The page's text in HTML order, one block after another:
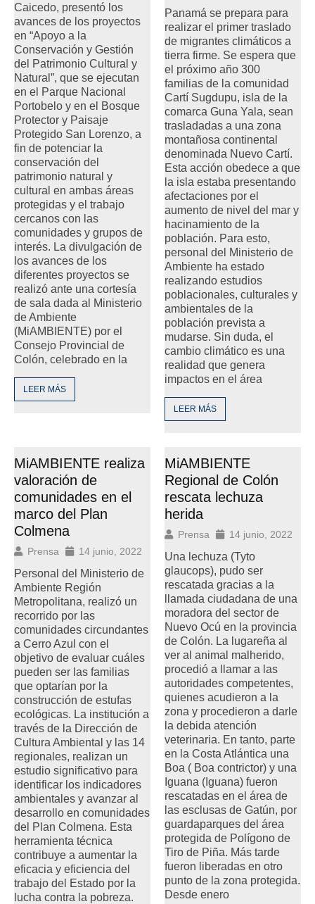
Caicedo, presentó los
avances de los proyectos
en “Apoyo a la
Conservación y Gestión
del Patrimonio Cultural y
Natural”, que se ejecutan
en el Parque Nacional
Portobelo y en el Bosque
Protector y Paisaje
Protegido San Lorenzo, a
fin de potenciar la
conservación del
patrimonio natural y
cultural en ambas áreas
protegidas y el trabajo
cercanos con las
comunidades y grupos de
interés. La divulgación de
los avances de los
diferentes proyectos se
realizó ante una cortesía
de sala dada al Ministerio
de Ambiente
(MiAMBIENTE) por el
Consejo Provincial de
Colón, celebrado en la
LEER MÁS
Panamá se prepara para
realizar el primer traslado
de migrantes climáticos a
tierra firme. Se espera que
el próximo año 300
familias de la comunidad
Cartí Sugdupu, isla de la
comarca Guna Yala, sean
trasladadas a una zona
montañosa continental
denominada Nuevo Cartí.
Esta acción obedece a que
la isla estaba presentando
afectaciones por el
aumento de nivel del mar y
hacinamiento de la
población. Para esto,
personal del Ministerio de
Ambiente ha estado
realizando estudios
poblacionales, culturales y
ambientales de la
población prevista a
mudarse. Sin duda, el
cambio climático es una
realidad que genera
impactos en el área
LEER MÁS
MiAMBIENTE realiza
valoración de
comunidades en el
marco del Plan
Colmena
Prensa 14 junio, 2022
Personal del Ministerio de
Ambiente Región
Metropolitana, realizó un
recorrido por las
comunidades circundantes
a Cerro Azul con el
objetivo de evaluar cuáles
pueden ser las familias
que optarían por la
construcción de estufas
ecológicas. La institución a
través de la Dirección de
Cultura Ambiental y las 14
regionales, realizan un
estudio significativo para
identificar los indicadores
ambientales y avanzar al
desarrollo en comunidades
del Plan Colmena. Esta
herramienta técnica
contribuye a aumentar la
eficacia y eficiencia del
trabajo del Estado por la
lucha contra la pobreza.
MiAMBIENTE
Regional de Colón
rescata lechuza
herida
Prensa 14 junio, 2022
Una lechuza (Tyto
glaucops), pudo ser
rescatada gracias a la
llamada ciudadana de una
moradora del sector de
Nuevo Ocú en la provincia
de Colón. La lugareña al
ver al animal malherido,
procedió a llamar a las
autoridades competentes,
quienes acudieron a la
zona y procedieron a darle
la debida atención
veterinaria. En tanto, parte
en la Costa Atlántica una
Boa ( Boa contrictor) y una
Iguana (Iguana) fueron
rescatadas en el área de
las esclusas de Gatún, por
guardaparques del área
protegida de Polígono de
Tiro de Piña. Más tarde
fueron liberadas en otro
punto de la zona protegida.
Desde enero